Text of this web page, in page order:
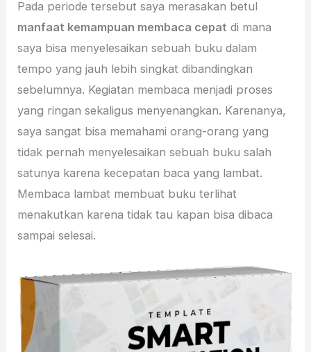
Pada periode tersebut saya merasakan betul
manfaat kemampuan membaca cepat di mana
saya bisa menyelesaikan sebuah buku dalam
tempo yang jauh lebih singkat dibandingkan
sebelumnya. Kegiatan membaca menjadi proses
yang ringan sekaligus menyenangkan. Karenanya,
saya sangat bisa memahami orang-orang yang
tidak pernah menyelesaikan sebuah buku salah
satunya karena kecepatan baca yang lambat.
Membaca lambat membuat buku terlihat
menakutkan karena tidak tau kapan bisa dibaca
sampai selesai.